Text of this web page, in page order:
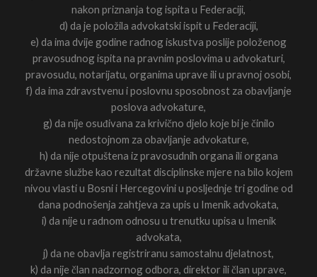
nakon priznanja tog ispita u Federaciji,
d) da je položila advokatski ispit u Federaciji,
e) da ima dvije godine radnog iskustva poslije položenog
pravosudnog ispita na pravnim poslovima u advokaturi,
pravosuđu, notarijatu, organima uprave ili u pravnoj osobi,
f) da ima zdravstvenu i poslovnu sposobnost za obavljanje
poslova advokature,
g) da nije osuđivana za krivično djelo koje bi je činilo
nedostojnom za obavljanje advokature,
h) da nije otpuštena iz pravosudnih organa ili organa
državne službe kao rezultat disciplinske mjere na bilo kojem
nivou vlasti u Bosni i Hercegovini u posljednje tri godine od
dana podnošenja zahtjeva za upis u Imenik advokata,
i) da nije u radnom odnosu u trenutku upisa u Imenik
advokata,
j) da ne obavlja registriranu samostalnu djelatnost,
k) da nije član nadzornog odbora, direktor ili član uprave,